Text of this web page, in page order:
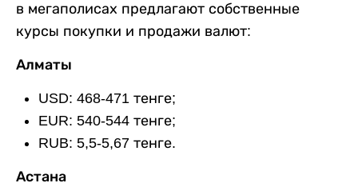
в мегаполисах предлагают собственные
курсы покупки и продажи валют:
Алматы
USD: 468-471 тенге;
EUR: 540-544 тенге;
RUB: 5,5-5,67 тенге.
Астана